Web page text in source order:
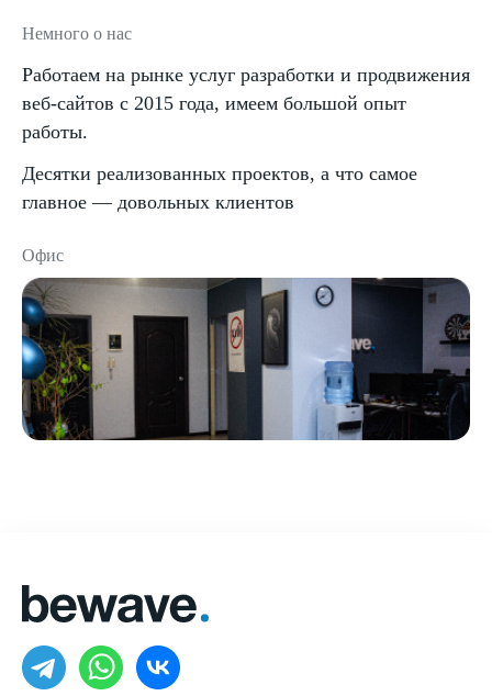
Немного о нас
Работаем на рынке услуг разработки и продвижения
веб-сайтов с 2015 года, имеем большой опыт
работы.
Десятки реализованных проектов, а что самое
главное — довольных клиентов
Офис